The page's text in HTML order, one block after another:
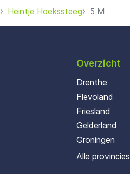
Heintje Hoekssteeg 5 M
Overzicht
Drenthe
Flevoland
Friesland
Gelderland
Groningen
Alle provincies